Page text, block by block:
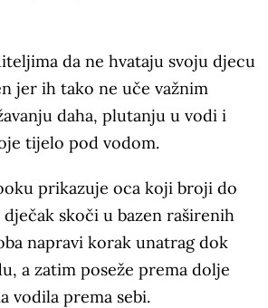
da ne hvataju svoju djecu
jer ih tako ne uče važnim
daha, plutanju u vodi i
tijelo pod vodom.
prikazuje oca koji broji do
skoči u bazen raširenih
napravi korak unatrag dok
a zatim poseže prema dolje
vodila prema sebi.